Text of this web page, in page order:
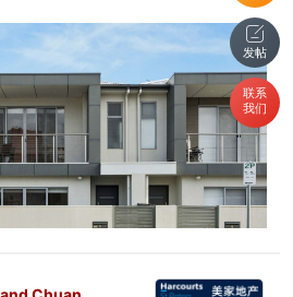
发帖
联系
我们